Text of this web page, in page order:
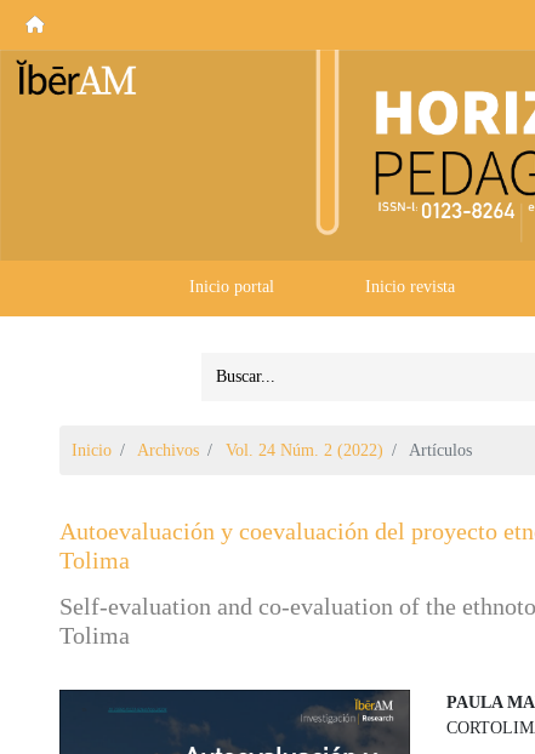
Inicio portal Inicio revista
Inicio Archivos Vol. 24 Núm. 2 (2022) Artículos
Autoevaluación y coevaluación del proyecto
Tolima
Self-evaluation and co-evaluation of the
Tolima
Barra lateral del artículo
PAULA